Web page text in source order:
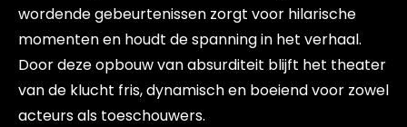
wordende gebeurtenissen zorgt voor hilarische
momenten en houdt de spanning in het verhaal.
Door deze opbouw van absurditeit blijft het theater
van de klucht fris, dynamisch en boeiend voor zowel
acteurs als toeschouwers.